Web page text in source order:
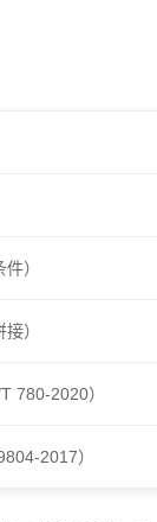
）
）
780-2020）
2017）